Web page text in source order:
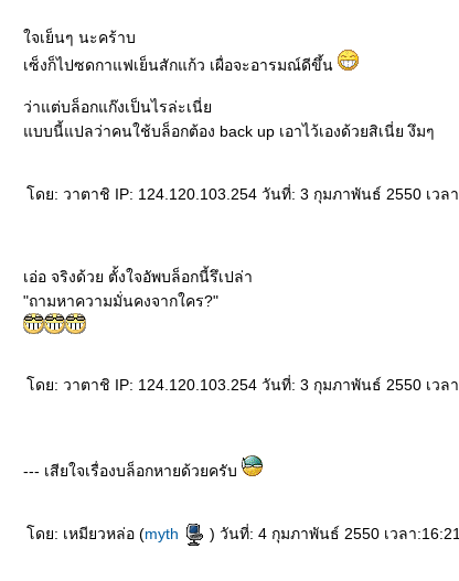
จเย็นๆ นะคร้าบ
เซ็งก็ไปซดกาแฟเย็นสักแก้ว เผื่อจะอารมณ์ดีขึ้น
ว่าแต่บล็อกแก๊งเป็นไรล่ะเนี่
บบนี้แปลว่าคนใช้บล็อกต้อง back up เอาไว้เองด้วยสิเนี่ย งึมๆ
ดย: วาตาชิ IP: 124.120.103.254 วันที่: 3 กุมภาพันธ์ 2550 เวลา
เอ่อ จริงด้วย ตั้งใจอัพบล็อกนี้รึเปล่า
"ถามหาความมั่นคงจากใคร?"
ดย: วาตาชิ IP: 124.120.103.254 วันที่: 3 กุมภาพันธ์ 2550 เวลา
--- เสียใจเรื่องบล็อกหายด้วยครับ
ดย: เหมียวหล่อ (myth ) วันที่: 4 กุมภาพันธ์ 2550 เวลา